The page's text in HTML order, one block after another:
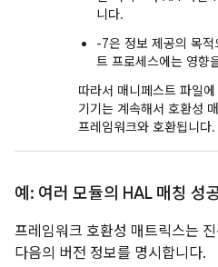
니다.
-7은 정보 제공의 목
트 프로세스에는 영향
따라서 매니페스트 파일
기기는 계속해서 호환성
프레임워크와 호환됩니다.
예: 여러 모듈의 HAL 매칭 성
프레임워크 호환성 매트릭스는
다음의 버전 정보를 명시합니다.